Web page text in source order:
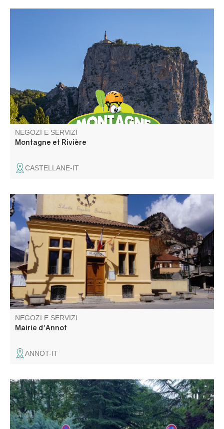
base di sport d'acqua bianca e di montagna è il luogo
ideale per praticare rafting, hydrospeed, canoa-raft,
kayak, canyoning e aqua-trekking.
NEGOZI E SERVIZI
Montagne et Rivière
CASTELLANE-IT
NEGOZI E SERVIZI
Mairie d'Annot
ANNOT-IT
Bornes de recharge électrique pour 6 véhicules.